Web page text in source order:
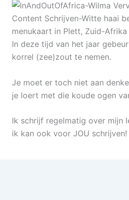
In deze tijd van het jaar
korrel (zee)zout te nemen.
Je moet er toch niet aan
je loert met die koude ogen
Ik schrijf regelmatig over mijn
ik kan ook voor JOU